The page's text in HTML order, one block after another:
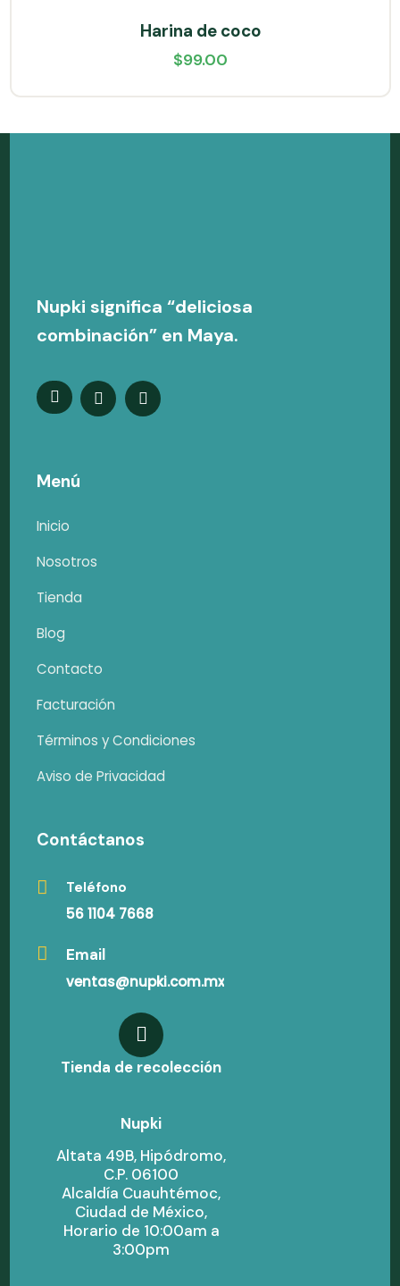
Harina de coco
$99.00
Nupki significa “deliciosa
combinación” en Maya.
Menú
Inicio
Nosotros
Tienda
Blog
Contacto
Facturación
Términos y Condiciones
Aviso de Privacidad
Contáctanos
Teléfono
56 1104 7668
Email
ventas@nupki.com.mx
Tienda de recolección
Nupki
Altata 49B, Hipódromo,
C.P. 06100
Alcaldía Cuauhtémoc,
Ciudad de México,
Horario de 10:00am a
3:00pm